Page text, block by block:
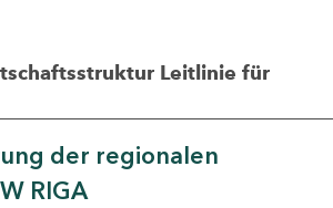
Leitlinie für
der regionalen
RIGA